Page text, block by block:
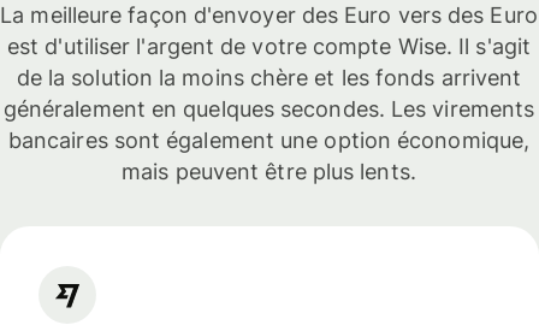
La meilleure façon d'envoyer des Euro vers des Euro
est d'utiliser l'argent de votre compte Wise. Il s'agit
de la solution la moins chère et les fonds arrivent
généralement en quelques secondes. Les virements
bancaires sont également une option économique,
mais peuvent être plus lents.